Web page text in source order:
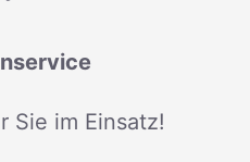
Sie im Einsatz!